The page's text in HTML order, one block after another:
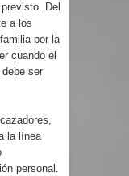
Del
a los
por la
cuando el
ser
la línea
personal.